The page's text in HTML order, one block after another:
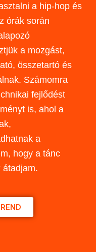
a hip-hop és
órák során
a mozgást,
összetartó és
Számomra
fejlődést
is, ahol a
a
hogy a tánc
átadjam.